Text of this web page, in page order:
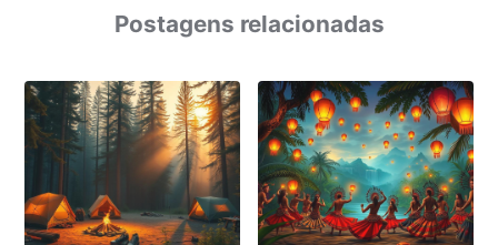
Postagens relacionadas